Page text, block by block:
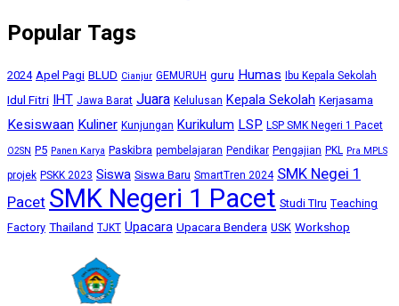
Popular Tags
2024 Apel Pagi BLUD Cianjur GEMURUH guru Humas Ibu Kepala Sekolah
Idul Fitri IHT Jawa Barat Juara Kelulusan Kepala Sekolah Kerjasama
Kesiswaan Kuliner Kunjungan Kurikulum LSP LSP SMK Negeri 1 Pacet
O2SN P5 Panen Karya Paskibra pembelajaran Pendikar Pengajian PKL Pra MPLS
projek PSKK 2023 Siswa Siswa Baru SmartTren 2024 SMK Negei 1
PacetSMK Negeri 1 Pacet Studi TIru Teaching
Factory Thailand TJKT Upacara Upacara Bendera USK Workshop